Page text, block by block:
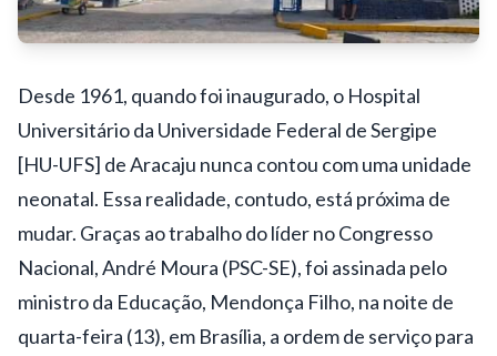
Desde 1961, quando foi inaugurado, o Hospital
Universitário da Universidade Federal de Sergipe
[HU-UFS] de Aracaju nunca contou com uma unidade
neonatal. Essa realidade, contudo, está próxima de
mudar. Graças ao trabalho do líder no Congresso
Nacional, André Moura (PSC-SE), foi assinada pelo
ministro da Educação, Mendonça Filho, na noite de
quarta-feira (13), em Brasília, a ordem de serviço para